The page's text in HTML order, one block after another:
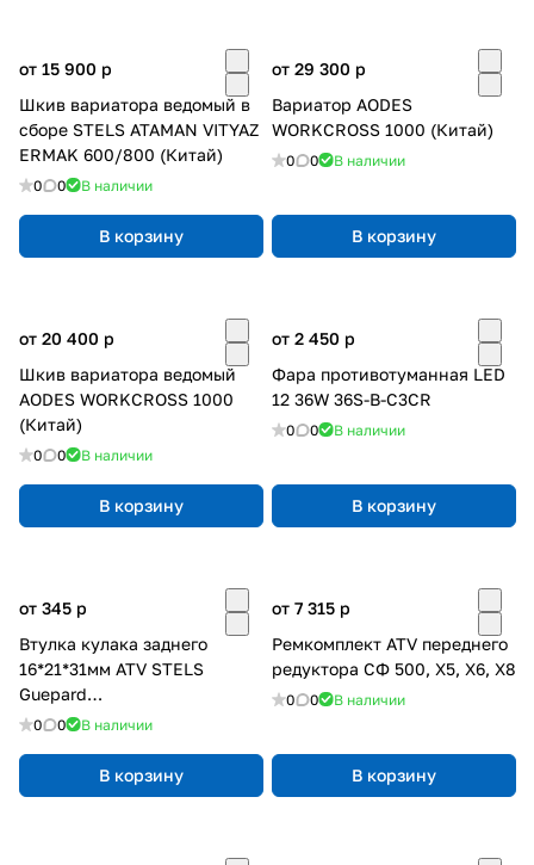
от 15 900 p
Шкив вариатора ведомый в
сборе STELS ATAMAN VITYAZ
ERMAK 600/800 (Китай)
0 0 В наличии
В корзину
от 29 300 p
Вариатор AODES
WORKCROSS 1000 (Китай)
0 0 В наличии
В корзину
от 20 400 p
Шкив вариатора ведомый
AODES WORKCROSS 1000
(Китай)
0 0 В наличии
В корзину
от 2 450 p
Фара противотуманная LED
12 36W 36S-B-C3CR
0 0 В наличии
В корзину
от 345 p
Втулка кулака заднего
16*21*31мм ATV STELS
Guepard
(графитонаполненный
0 0 В наличии
В корзину
от 7 315 p
Ремкомплект ATV переднего
редуктора СФ 500, X5, X6, X8
0 0 В наличии
В корзину